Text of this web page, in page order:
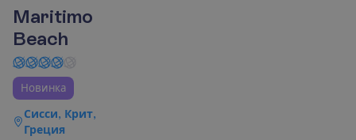
Maritimo
Beach
Новинка
Сисси, Крит,
Греция